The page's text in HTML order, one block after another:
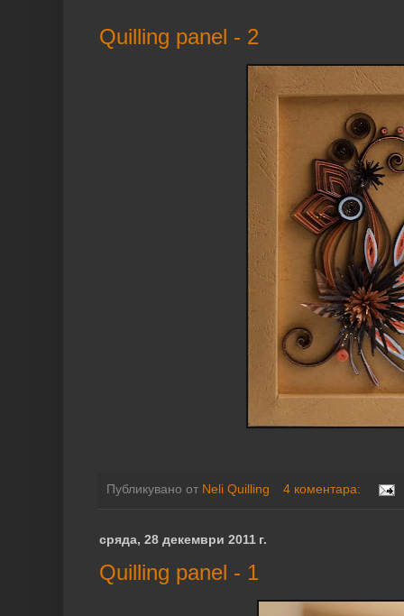
Quilling panel - 2
Публикувано от Neli Quilling 4 коментара:
сряда, 28 декември 2011 г.
Quilling panel - 1